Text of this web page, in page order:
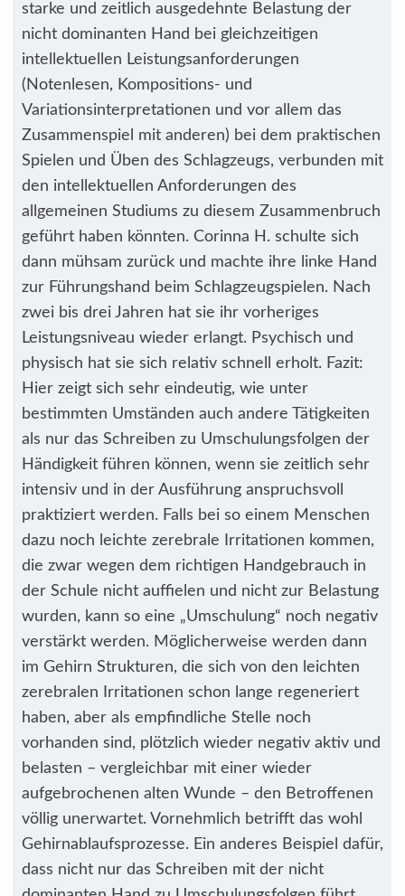
starke und zeitlich ausgedehnte Belastung der
nicht dominanten Hand bei gleichzeitigen
intellektuellen Leistungsanforderungen
(Notenlesen, Kompositions- und
Variationsinterpretationen und vor allem das
Zusammenspiel mit anderen) bei dem praktischen
Spielen und Üben des Schlagzeugs, verbunden mit
den intellektuellen Anforderungen des
allgemeinen Studiums zu diesem Zusammenbruch
geführt haben könnten. Corinna H. schulte sich
dann mühsam zurück und machte ihre linke Hand
zur Führungshand beim Schlagzeugspielen. Nach
zwei bis drei Jahren hat sie ihr vorheriges
Leistungsniveau wieder erlangt. Psychisch und
physisch hat sie sich relativ schnell erholt. Fazit:
Hier zeigt sich sehr eindeutig, wie unter
bestimmten Umständen auch andere Tätigkeiten
als nur das Schreiben zu Umschulungsfolgen der
Händigkeit führen können, wenn sie zeitlich sehr
intensiv und in der Ausführung anspruchsvoll
praktiziert werden. Falls bei so einem Menschen
dazu noch leichte zerebrale Irritationen kommen,
die zwar wegen dem richtigen Handgebrauch in
der Schule nicht auffielen und nicht zur Belastung
wurden, kann so eine „Umschulung“ noch negativ
verstärkt werden. Möglicherweise werden dann
im Gehirn Strukturen, die sich von den leichten
zerebralen Irritationen schon lange regeneriert
haben, aber als empfindliche Stelle noch
vorhanden sind, plötzlich wieder negativ aktiv und
belasten – vergleichbar mit einer wieder
aufgebrochenen alten Wunde – den Betroffenen
völlig unerwartet. Vornehmlich betrifft das wohl
Gehirnablaufsprozesse. Ein anderes Beispiel dafür,
dass nicht nur das Schreiben mit der nicht